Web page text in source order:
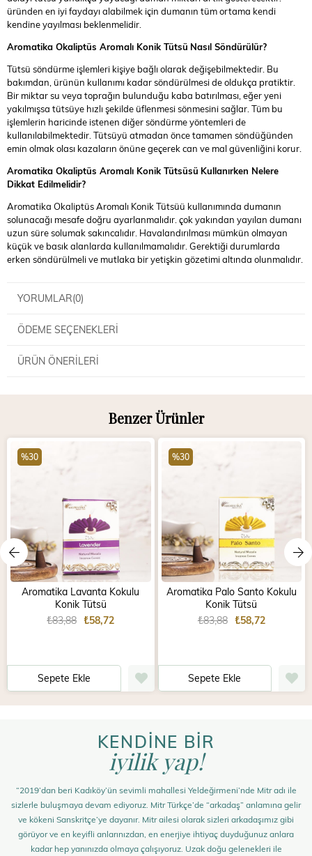
üründen en iyi faydayı alabilmek için dumanın tüm ortama kendi
kendine yayılması beklenmelidir.
Aromatika Okaliptüs Aromalı Konik Tütsü Nasıl Söndürülür?
Tütsü söndürme işlemleri kişiye bağlı olarak değişebilmektedir. Bu
bakımdan, ürünün kullanımı kadar söndürülmesi de oldukça pratiktir.
Bir miktar su veya toprağın bulunduğu kaba batırılması, eğer yeni
yakılmışsa tütsüye hızlı şekilde üflenmesi sönmesini sağlar. Tüm bu
işlemlerin haricinde istenen diğer söndürme yöntemleri de
kullanılabilmektedir. Tütsüyü atmadan önce tamamen söndüğünden
emin olmak olası kazaların önüne geçerek can ve mal güvenliğini korur.
Aromatika Okaliptüs Aromalı Konik Tütsüsü Kullanırken Nelere
Dikkat Edilmelidir?
Aromatika Okaliptüs Aromalı Konik Tütsüü kullanımında dumanın
solunacağı mesafe doğru ayarlanmalıdır. çok yakından yayılan dumanı
uzun süre solumak sakıncalıdır. Havalandırılması mümkün olmayan
küçük ve basık alanlarda kullanılmamalıdır. Gerektiği durumlarda
erken söndürülmeli ve mutlaka bir yetişkin gözetimi altında olunmalıdır.
YORUMLAR(0)
ÖDEME SEÇENEKLERI
ÜRÜN ÖNERILERI
Benzer Ürünler
Aromatika Lavanta Kokulu
Konik Tütsü
₺58,72
₺83,88
Sepete Ekle
%30
Aromatika Palo Santo Kokulu
Konik Tütsü
₺58,72
₺83,88
Sepete Ekle
%30
KENDİNE BİR
iyilik yap!
“2019’dan beri Kadıköy’ün sevimli mahallesi Yeldeğirmeni’nde Mitr adı ile
sizlerle buluşmaya devam ediyoruz. Mitr Türkçe’de “arkadaş” anlamına gelir
ve kökeni Sanskritçe’ye dayanır. Mitr ailesi olarak sizleri arkadaşımız gibi
görüyor ve en keyifli anlarınızdan, en enerjiye ihtiyaç duyduğunuz anlara
kadar hep yanınızda olmaya çalışıyoruz. Uzak doğu gelenekleri ile